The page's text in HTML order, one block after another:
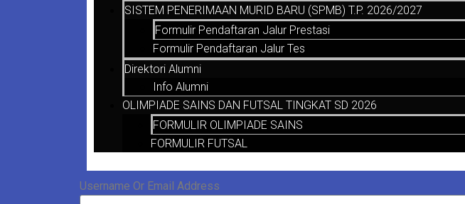
SISTEM PENERIMAAN MURID BARU (SPMB) T.P. 2026/2027
Formulir Pendaftaran Jalur Prestasi
Formulir Pendaftaran Jalur Tes
Direktori Alumni
Info Alumni
OLIMPIADE SAINS DAN FUTSAL TINGKAT SD 2026
FORMULIR OLIMPIADE SAINS
FORMULIR FUTSAL
Username Or Email Address